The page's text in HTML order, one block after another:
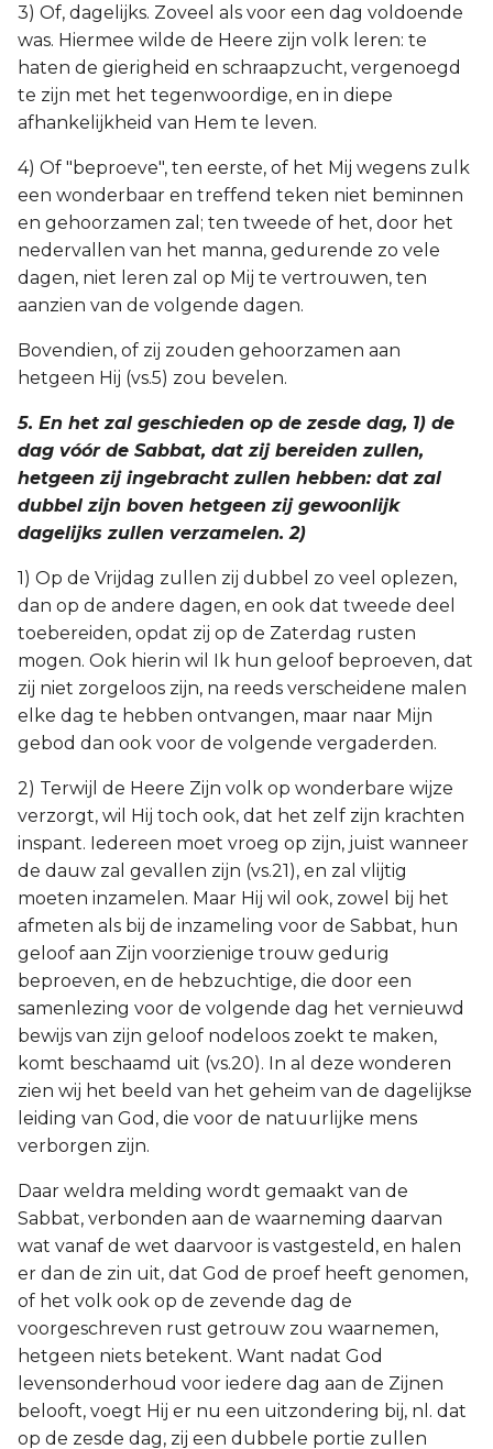
3) Of, dagelijks. Zoveel als voor een dag voldoende
was. Hiermee wilde de Heere zijn volk leren: te
haten de gierigheid en schraapzucht, vergenoegd
te zijn met het tegenwoordige, en in diepe
afhankelijkheid van Hem te leven.
4) Of "beproeve", ten eerste, of het Mij wegens zulk
een wonderbaar en treffend teken niet beminnen
en gehoorzamen zal; ten tweede of het, door het
nedervallen van het manna, gedurende zo vele
dagen, niet leren zal op Mij te vertrouwen, ten
aanzien van de volgende dagen.
Bovendien, of zij zouden gehoorzamen aan
hetgeen Hij (vs.5) zou bevelen.
5. En het zal geschieden op de zesde dag, 1) de
dag vóór de Sabbat, dat zij bereiden zullen,
hetgeen zij ingebracht zullen hebben: dat zal
dubbel zijn boven hetgeen zij gewoonlijk
dagelijks zullen verzamelen. 2)
1) Op de Vrijdag zullen zij dubbel zo veel oplezen,
dan op de andere dagen, en ook dat tweede deel
toebereiden, opdat zij op de Zaterdag rusten
mogen. Ook hierin wil Ik hun geloof beproeven, dat
zij niet zorgeloos zijn, na reeds verscheidene malen
elke dag te hebben ontvangen, maar naar Mijn
gebod dan ook voor de volgende vergaderden.
2) Terwijl de Heere Zijn volk op wonderbare wijze
verzorgt, wil Hij toch ook, dat het zelf zijn krachten
inspant. Iedereen moet vroeg op zijn, juist wanneer
de dauw zal gevallen zijn (vs.21), en zal vlijtig
moeten inzamelen. Maar Hij wil ook, zowel bij het
afmeten als bij de inzameling voor de Sabbat, hun
geloof aan Zijn voorzienige trouw gedurig
beproeven, en de hebzuchtige, die door een
samenlezing voor de volgende dag het vernieuwd
bewijs van zijn geloof nodeloos zoekt te maken,
komt beschaamd uit (vs.20). In al deze wonderen
zien wij het beeld van het geheim van de dagelijkse
leiding van God, die voor de natuurlijke mens
verborgen zijn.
Daar weldra melding wordt gemaakt van de
Sabbat, verbonden aan de waarneming daarvan
wat vanaf de wet daarvoor is vastgesteld, en halen
er dan de zin uit, dat God de proef heeft genomen,
of het volk ook op de zevende dag de
voorgeschreven rust getrouw zou waarnemen,
hetgeen niets betekent. Want nadat God
levensonderhoud voor iedere dag aan de Zijnen
belooft, voegt Hij er nu een uitzondering bij, nl. dat
op de zesde dag, zij een dubbele portie zullen